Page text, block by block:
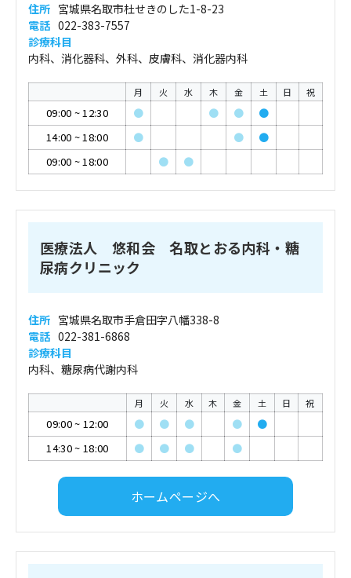
住所 宮城県名取市杜せきのした1-8-23
電話 022-383-7557
診療科目
内科、消化器科、外科、皮膚科、消化器内科
月 火 水 木 金 土 日 祝
09:00 ~12:30 ● ● ●
●
14:00 ~18:00 ● ●
●
09:00 ~18:00 ● ●
医療法人 悠和会 名取とおる内科・糖
尿病クリニック
住所 宮城県名取市手倉田字八幡338-8
電話 022-381-6868
診療科目
内科、糖尿病代謝内科
月 火 水 木 金 土 日 祝
09:00~ 12:00 ● ● ● ●
●
14:30~ 18:00 ● ● ● ●
ホームページへ